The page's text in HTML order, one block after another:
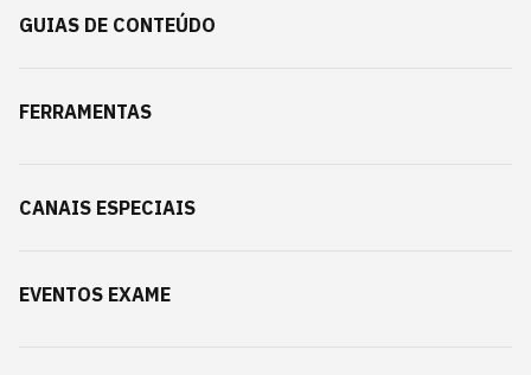
GUIAS DE CONTEÚDO
FERRAMENTAS
CANAIS ESPECIAIS
EVENTOS EXAME